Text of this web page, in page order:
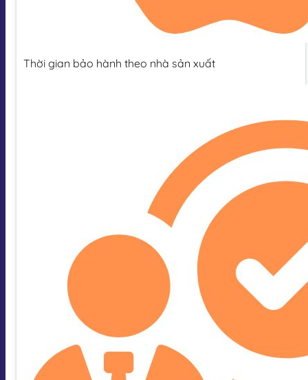
Thời gian bảo hành theo nhà sản xuất